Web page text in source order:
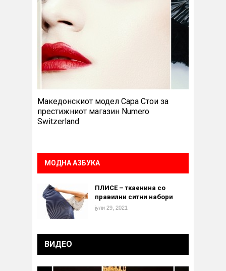
Македонскиот модел Сара Стои за
престижниот магазин Numero
Switzerland
МОДНА АЗБУКА
ПЛИСЕ – ткаенина со
правилни ситни набори
јули 29, 2021
ВИДЕО